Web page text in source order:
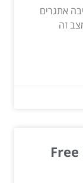
אתגרים
זה